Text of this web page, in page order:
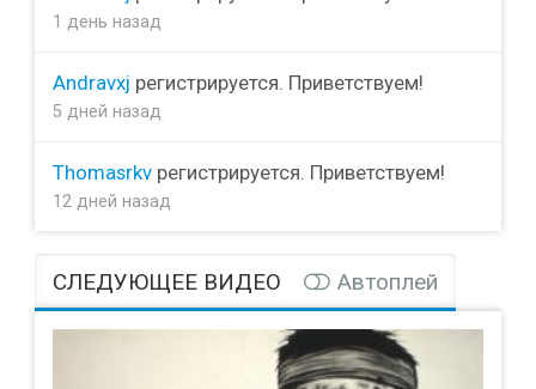
1 день назад
Andravxj регистрируется. Приветствуем!
5 дней назад
Thomasrkvрегистрируется. Приветствуем!
12 дней назад
СЛЕДУЮЩЕЕ ВИДЕО Автоплей